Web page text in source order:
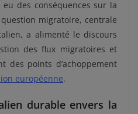
des conséquences sur la
migratoire, centrale
a alimenté le discours
des flux migratoires et
des points d’achoppement
européenne.
durable envers la